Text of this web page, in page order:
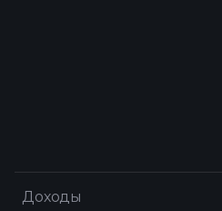
Доходы
Доходы